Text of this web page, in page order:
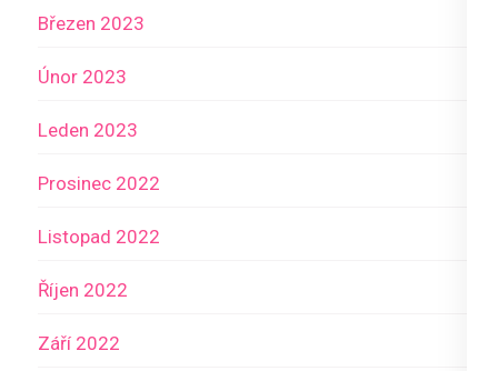
Březen 2023
Únor 2023
Leden 2023
Prosinec 2022
Listopad 2022
Říjen 2022
Září 2022